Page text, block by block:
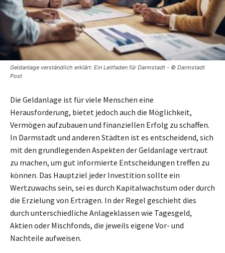
Geldanlage verständlich erklärt: Ein Leitfaden für Darmstadt - © Darmstadt
Post
Die Geldanlage ist für viele Menschen eine
Herausforderung, bietet jedoch auch die Möglichkeit,
Vermögen aufzubauen und finanziellen Erfolg zu schaffen.
In Darmstadt und anderen Städten ist es entscheidend, sich
mit den grundlegenden Aspekten der Geldanlage vertraut
zu machen, um gut informierte Entscheidungen treffen zu
können. Das Hauptziel jeder Investition sollte ein
Wertzuwachs sein, sei es durch Kapitalwachstum oder durch
die Erzielung von Erträgen. In der Regel geschieht dies
durch unterschiedliche Anlageklassen wie Tagesgeld,
Aktien oder Mischfonds, die jeweils eigene Vor- und
Nachteile aufweisen.